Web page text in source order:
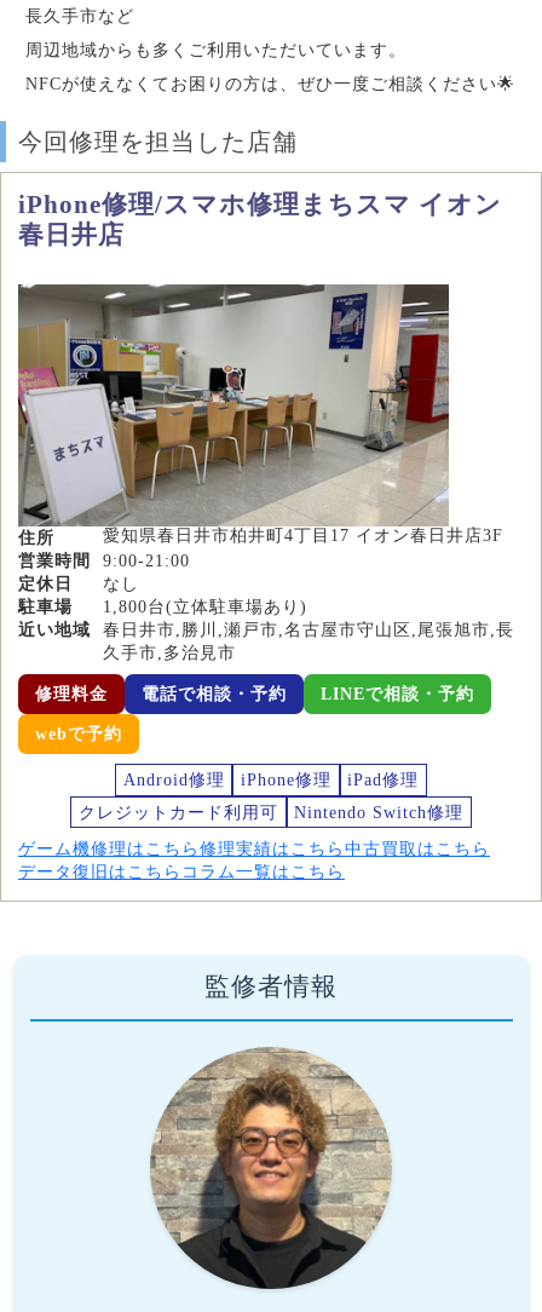
長久手市など
周辺地域からも多くご利用いただいています。
NFCが使えなくてお困りの方は、ぜひ一度ご相談ください🌟
今回修理を担当した店舗
iPhone修理/スマホ修理まちスマ イオン
春日井店
住所
愛知県春日井市柏井町4丁目17 イオン春日井店3F
営業時間
9:00-21:00
定休日
なし
駐車場
1,800台(立体駐車場あり)
近い地域
春日井市,勝川,瀬戸市,名古屋市守山区,尾張旭市,長
久手市,多治見市
修理料金 電話で相談・予約 LINEで相談・予約
webで予約
Android修理 iPhone修理
iPad修理
クレジットカード利用可
Nintendo Switch修理
ゲーム機修理はこちら 修理実績はこちら 中古買取はこちら
データ復旧はこちら コラム一覧はこちら
監修者情報